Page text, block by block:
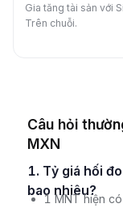
Gia tăng tài sản với
Trên chuỗi.
Câu hỏi
MXN
1. Tỷ giá hối đoái MNT sang MXN hiện tại là
bao nhiêu?
1 MNT hiện